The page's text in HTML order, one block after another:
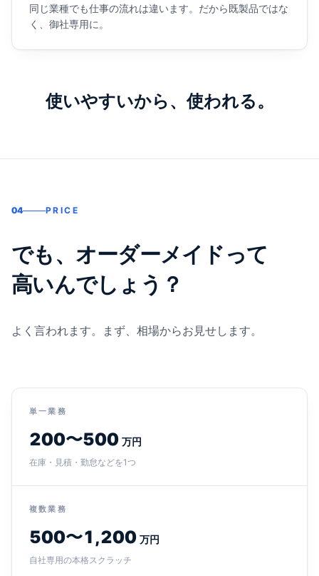
同じ業種でも仕事の流れは違います。だから既製品ではな
く、御社専用に。
使いやすいから、使われる。
04 PRICE
でも、オーダーメイドって
高いんでしょう？
よく言われます。まず、相場からお見せします。
単一業務
200〜500 万円
在庫・見積・勤怠などを1つ
複数業務
500〜1,200 万円
自社専用の本格スクラッチ